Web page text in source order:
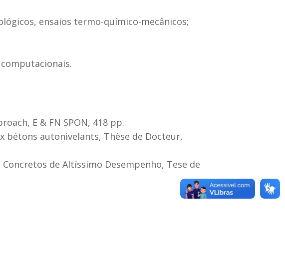
ensaios termo-químico-mecânicos;
E & FN SPON, 418 pp.
bétons autonivelants, Thèse de Docteur,
de Altíssimo Desempenho, Tese de